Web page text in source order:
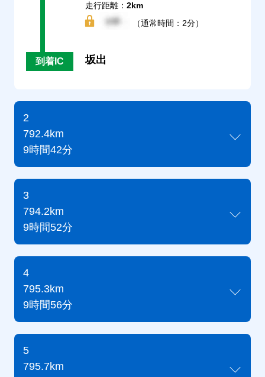
走行距離： 2km
（通常時間：2分）
到着IC 坂出
2
792.4km
9時間42分
3
794.2km
9時間52分
4
795.3km
9時間56分
5
795.7km